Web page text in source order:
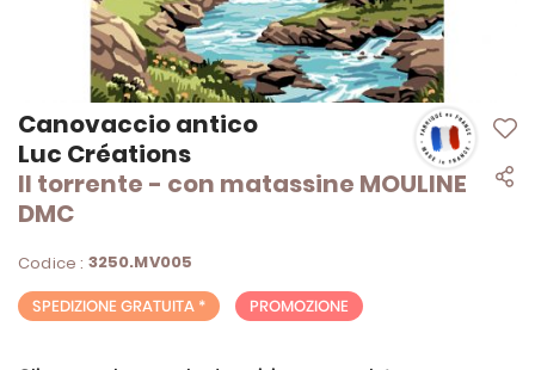
Canovaccio antico
Luc Créations
Il torrente - con matassine MOULINE
DMC
Codice : 3250.MV005
SPEDIZIONE GRATUITA * PROMOZIONE
Vai
all'inizio
della
galleria
di